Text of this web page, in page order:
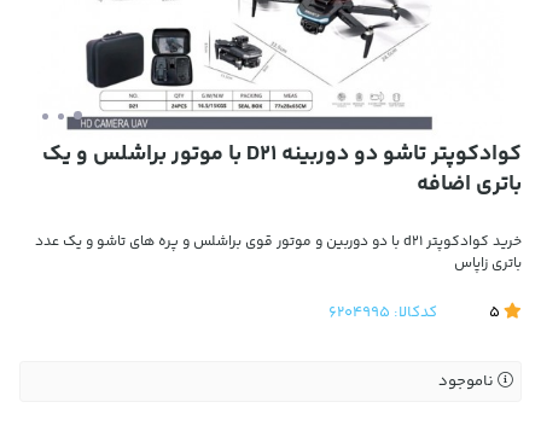
کوادکوپتر تاشو دو دوربینه D21 با موتور براشلس و یک
باتری اضافه
خرید کوادکوپتر d21 با دو دوربین و موتور قوی براشلس و پره های تاشو و یک عدد
باتری زاپاس
کدکالا: 6204995
ناموجود